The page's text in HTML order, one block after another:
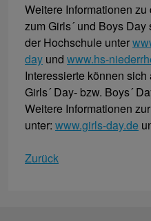
Weitere Informationen
zum Girls´ und Boys
der Hochschule unter
day und www.hs-
Interessierte können
Girls´ Day- bzw. Boys´
Weitere Informationen
unter: www.girls-day.de
Zurück